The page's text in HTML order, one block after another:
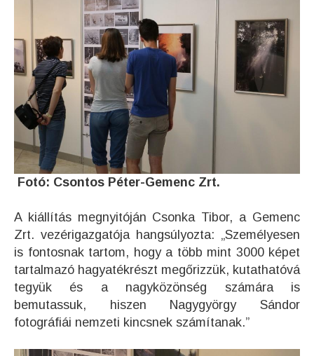
Fotó: Csontos Péter-Gemenc Zrt.
A kiállítás megnyitóján Csonka Tibor, a Gemenc
Zrt. vezérigazgatója hangsúlyozta: „Személyesen
is fontosnak tartom, hogy a több mint 3000 képet
tartalmazó hagyatékrészt megőrizzük, kutathatóvá
tegyük és a nagyközönség számára is
bemutassuk, hiszen Nagygyörgy Sándor
fotográfiái nemzeti kincsnek számítanak.”